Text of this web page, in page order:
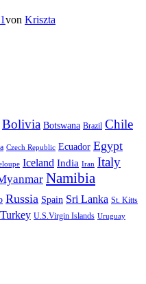
von Kriszta
Bolivia Botswana Brazil Chile
Czech Republic Ecuador Egypt
Iceland India Iran Italy
Namibia
Russia Spain Sri Lanka St. Kitts
Turkey U.S.Virgin Islands Uruguay